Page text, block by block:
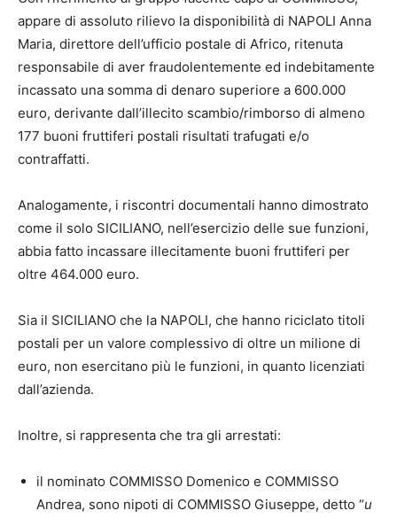
appare di assoluto rilievo la disponibilità di NAPOLI Anna
Maria, direttore dell’ufficio postale di Africo, ritenuta
responsabile di aver fraudolentemente ed indebitamente
incassato una somma di denaro superiore a 600.000
euro, derivante dall’illecito scambio/rimborso di almeno
177 buoni fruttiferi postali risultati trafugati e/o
contraffatti.
Analogamente, i riscontri documentali hanno dimostrato
come il solo SICILIANO, nell’esercizio delle sue funzioni,
abbia fatto incassare illecitamente buoni fruttiferi per
oltre 464.000 euro.
Sia il SICILIANO che la NAPOLI, che hanno riciclato titoli
postali per un valore complessivo di oltre un milione di
euro, non esercitano più le funzioni, in quanto licenziati
dall’azienda.
Inoltre, si rappresenta che tra gli arrestati:
il nominato COMMISSO Domenico e COMMISSO
Andrea, sono nipoti di COMMISSO Giuseppe, detto “u